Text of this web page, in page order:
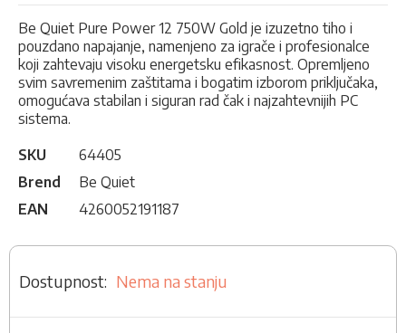
Be Quiet Pure Power 12 750W Gold je izuzetno tiho i
pouzdano napajanje, namenjeno za igrače i profesionalce
koji zahtevaju visoku energetsku efikasnost. Opremljeno
svim savremenim zaštitama i bogatim izborom priključaka,
omogućava stabilan i siguran rad čak i najzahtevnijih PC
sistema.
SKU
64405
Brend
Be Quiet
EAN
4260052191187
Nema na stanju